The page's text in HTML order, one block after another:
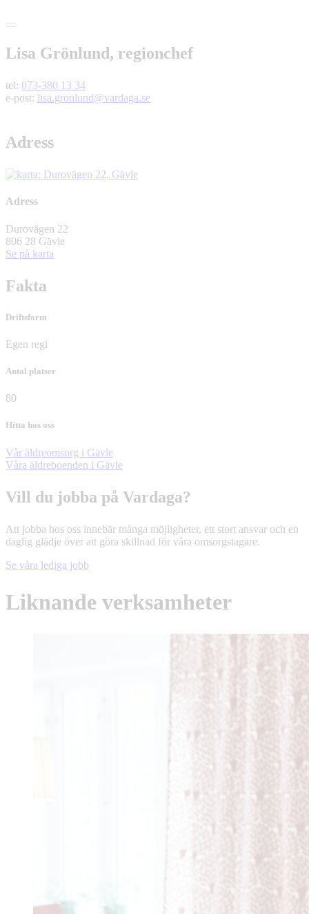
Lisa Grönlund, regionchef
tel: 073-380 13 34
e-post: lisa.gronlund@vardaga.se
Adress
Adress
Durovägen 22
806 28 Gävle
Se på karta
Fakta
Driftsform
Egen regi
Antal platser
80
Hitta hos oss
Vår äldreomsorg i Gävle
Våra äldreboenden i Gävle
Vill du jobba på Vardaga?
Att jobba hos oss innebär många möjligheter, ett stort ansvar och en
daglig glädje över att göra skillnad för våra omsorgstagare.
Se våra lediga jobb
Liknande verksamheter